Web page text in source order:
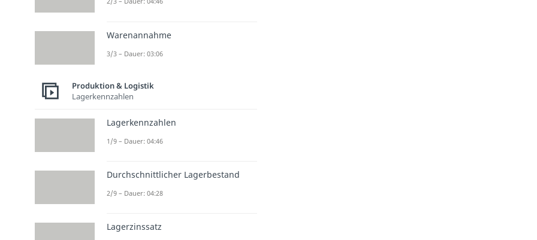
Warenannahme
3/3 – Dauer: 03:06
Produktion & Logistik
Lagerkennzahlen
Lagerkennzahlen
1/9 – Dauer: 04:46
Durchschnittlicher Lagerbestand
2/9 – Dauer: 04:28
Lagerzinssatz